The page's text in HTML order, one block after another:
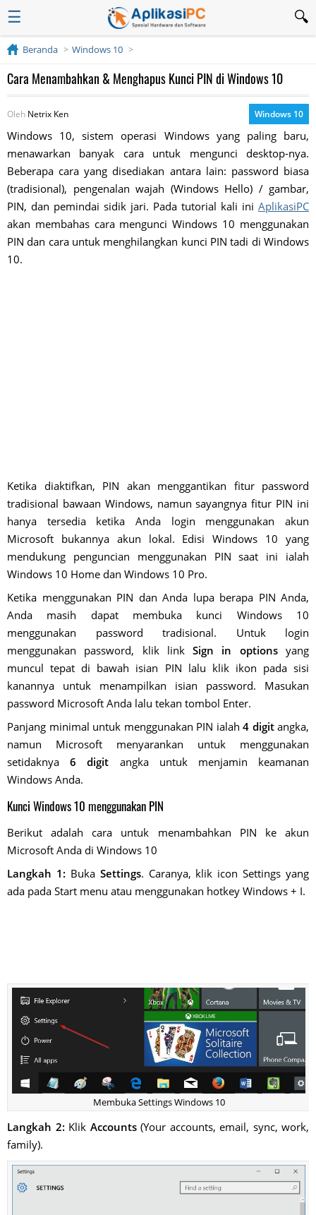
☰
Beranda Windows 10
Cara Menambahkan & Menghapus Kunci PIN di Windows 10
Oleh Netrix Ken Windows 10
Windows 10, sistem operasi Windows yang paling baru,
menawarkan banyak cara untuk mengunci desktop-nya.
Beberapa cara yang disediakan antara lain: password biasa
(tradisional), pengenalan wajah (Windows Hello) / gambar,
PIN, dan pemindai sidik jari. Pada tutorial kali ini AplikasiPC
akan membahas cara mengunci Windows 10 menggunakan
PIN dan cara untuk menghilangkan kunci PIN tadi di Windows
10.
Ketika diaktifkan, PIN akan menggantikan fitur password
tradisional bawaan Windows, namun sayangnya fitur PIN ini
hanya tersedia ketika Anda login menggunakan akun
Microsoft bukannya akun lokal. Edisi Windows 10 yang
mendukung penguncian menggunakan PIN saat ini ialah
Windows 10 Home dan Windows 10 Pro.
Ketika menggunakan PIN dan Anda lupa berapa PIN Anda,
Anda masih dapat membuka kunci Windows 10
menggunakan password tradisional. Untuk login
menggunakan password, klik linkSign in optionsyang
muncul tepat di bawah isian PIN lalu klik ikon pada sisi
kanannya untuk menampilkan isian password. Masukan
password Microsoft Anda lalu tekan tombol Enter.
Panjang minimal untuk menggunakan PIN ialah 4 digitangka,
namun Microsoft menyarankan untuk menggunakan
setidaknya6 digit angka untuk menjamin keamanan
Windows Anda.
Kunci Windows 10 menggunakan PIN
Berikut adalah cara untuk menambahkan PIN ke akun
Microsoft Anda di Windows 10
Langkah 1: Buka Settings. Caranya, klik icon Settings yang
ada pada Start menu atau menggunakan hotkey Windows + I.
Membuka Settings Windows 10
Langkah 2: Klik Accounts(Your accounts, email, sync, work,
family).